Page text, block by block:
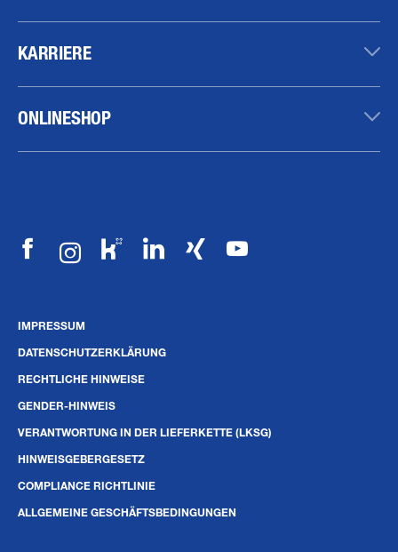
KARRIERE
ONLINESHOP
IMPRESSUM
DATENSCHUTZERKLÄRUNG
RECHTLICHE HINWEISE
GENDER-HINWEIS
VERANTWORTUNG IN DER LIEFERKETTE (LKSG)
HINWEISGEBERGESETZ
COMPLIANCE RICHTLINIE
ALLGEMEINE GESCHÄFTSBEDINGUNGEN